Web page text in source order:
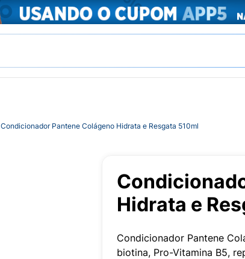
Condicionador Pantene Colágeno Hidrata e Resgata 510ml
Hidrata e
Condicionador Pantene
biotina, Pro-Vitamina B5,